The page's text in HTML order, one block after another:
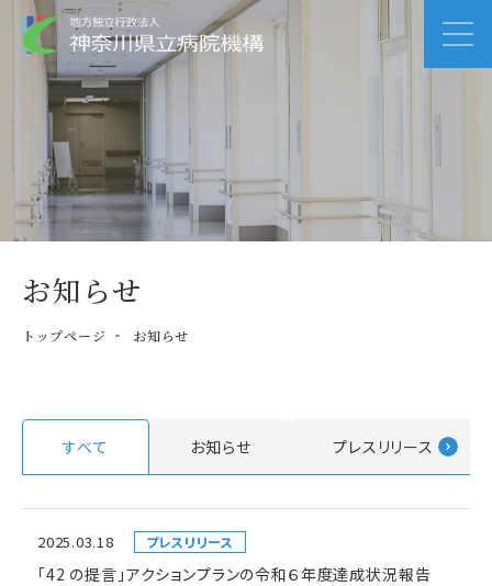
お知らせ
トップページ お知らせ
すべて お知らせ プレスリリース
2025.03.18 プレスリリース
「42 の提言」アクションプランの令和６年度達成状況報告